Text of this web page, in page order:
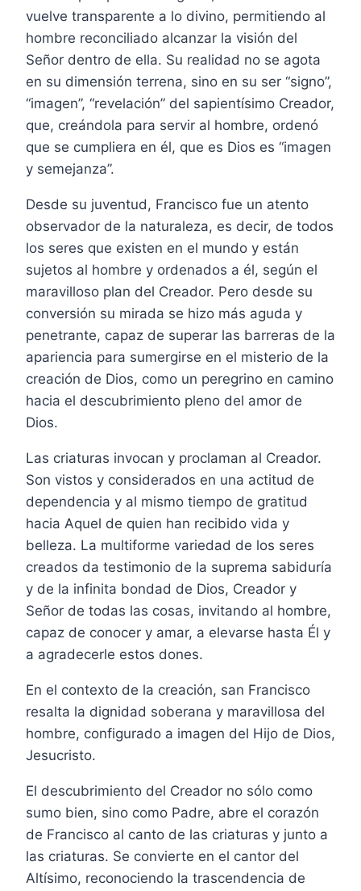
vuelve transparente a lo divino, permitiendo al
hombre reconciliado alcanzar la visión del
Señor dentro de ella. Su realidad no se agota
en su dimensión terrena, sino en su ser “signo”,
“imagen”, “revelación” del sapientísimo Creador,
que, creándola para servir al hombre, ordenó
que se cumpliera en él, que es Dios es “imagen
y semejanza”.
Desde su juventud, Francisco fue un atento
observador de la naturaleza, es decir, de todos
los seres que existen en el mundo y están
sujetos al hombre y ordenados a él, según el
maravilloso plan del Creador. Pero desde su
conversión su mirada se hizo más aguda y
penetrante, capaz de superar las barreras de la
apariencia para sumergirse en el misterio de la
creación de Dios, como un peregrino en camino
hacia el descubrimiento pleno del amor de
Dios.
Las criaturas invocan y proclaman al Creador.
Son vistos y considerados en una actitud de
dependencia y al mismo tiempo de gratitud
hacia Aquel de quien han recibido vida y
belleza. La multiforme variedad de los seres
creados da testimonio de la suprema sabiduría
y de la infinita bondad de Dios, Creador y
Señor de todas las cosas, invitando al hombre,
capaz de conocer y amar, a elevarse hasta Él y
a agradecerle estos dones.
En el contexto de la creación, san Francisco
resalta la dignidad soberana y maravillosa del
hombre, configurado a imagen del Hijo de Dios,
Jesucristo.
El descubrimiento del Creador no sólo como
sumo bien, sino como Padre, abre el corazón
de Francisco al canto de las criaturas y junto a
las criaturas. Se convierte en el cantor del
Altísimo, reconociendo la trascendencia de